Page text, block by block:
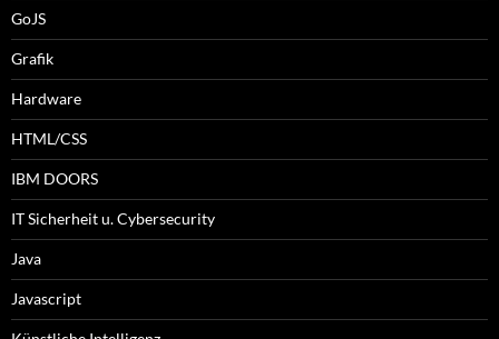
GoJS
Grafik
Hardware
HTML/CSS
IBM DOORS
IT Sicherheit u. Cybersecurity
Java
Javascript